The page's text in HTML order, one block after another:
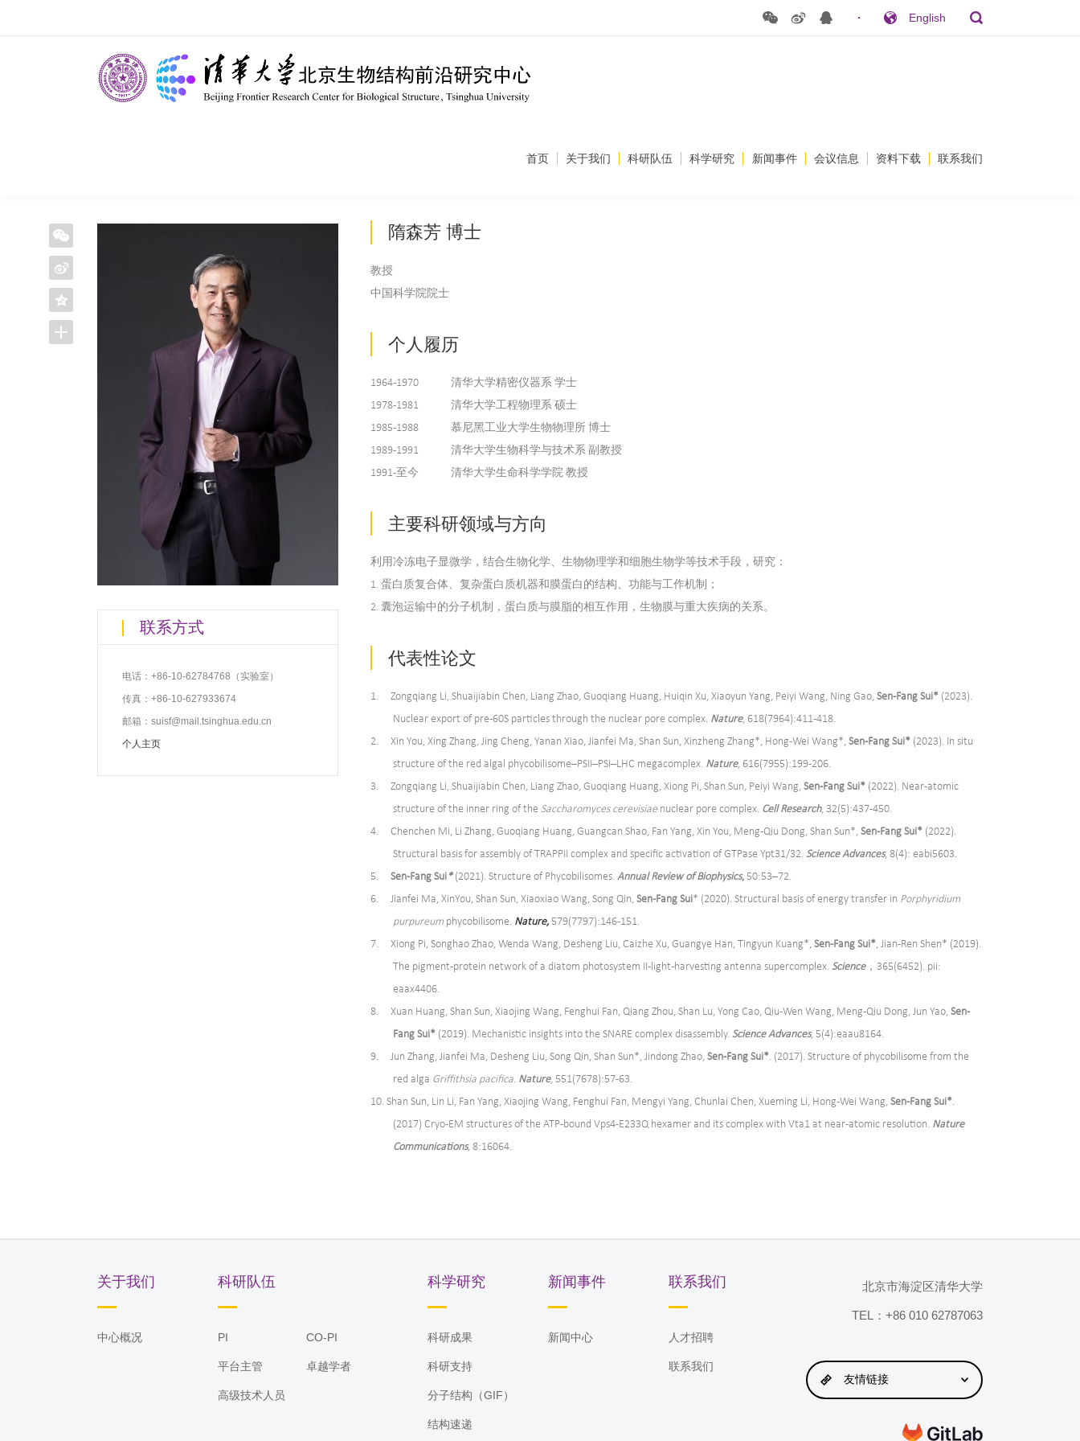
English
首页 关于我们 科研队伍 科学研究 新闻事件 会议信息 资料下载 联系我们
联系方式
电话：+86-10-62784768（实验室）
传真：+86-10-627933674
邮箱：suisf@mail.tsinghua.edu.cn
个人主页
隋森芳 博士
教授
中国科学院院士
个人履历
1964-1970
清华大学精密仪器系 学士
1978-1981
清华大学工程物理系 硕士
1985-1988
慕尼黑工业大学生物物理所 博士
1989-1991
清华大学生物科学与技术系 副教授
1991-至今
清华大学生命科学学院 教授
主要科研领域与方向
利用冷冻电子显微学，结合生物化学、生物物理学和细胞生物学等技术手段，研究：
1. 蛋白质复合体、复杂蛋白质机器和膜蛋白的结构、功能与工作机制；
2. 囊泡运输中的分子机制，蛋白质与膜脂的相互作用，生物膜与重大疾病的关系。
代表性论文
1. Zongqiang Li, Shuaijiabin Chen, Liang Zhao, Guoqiang Huang, Huiqin Xu, Xiaoyun Yang, Peiyi Wang, Ning Gao, Sen-Fang Sui* (2023).
Nuclear export of pre-60S particles through the nuclear pore complex. Nature, 618(7964):411-418.
2. Xin You, Xing Zhang, Jing Cheng, Yanan Xiao, Jianfei Ma, Shan Sun, Xinzheng Zhang*, Hong-Wei Wang*,Sen-Fang Sui* (2023). In situ
structure of the red algal phycobilisome–PSII–PSI–LHC megacomplex. Nature, 616(7955):199-206.
3. Zongqiang Li, Shuaijiabin Chen, Liang Zhao, Guoqiang Huang, Xiong Pi, Shan Sun, Peiyi Wang,Sen-Fang Sui* (2022). Near-atomic
structure of the inner ring of the Saccharomyces cerevisiaenuclear pore complex. Cell Research, 32(5):437-450.
4. Chenchen Mi, Li Zhang, Guoqiang Huang, Guangcan Shao, Fan Yang, Xin You, Meng-Qiu Dong, Shan Sun*, Sen-Fang Sui* (2022).
Structural basis for assembly of TRAPPII complex and specific activation of GTPase Ypt31/32. Science Advances, 8(4): eabi5603.
5.Sen-Fang Sui *(2021). Structure of Phycobilisomes.Annual Review of Biophysics,50:53–72.
6. Jianfei Ma, XinYou, Shan Sun, Xiaoxiao Wang, Song Qin,Sen-Fang Sui* (2020). Structural basis of energy transfer in Porphyridium
purpureum phycobilisome. Nature, 579(7797):146-151.
7. Xiong Pi, Songhao Zhao, Wenda Wang, Desheng Liu, Caizhe Xu, Guangye Han, Tingyun Kuang*,Sen-Fang Sui*, Jian-Ren Shen* (2019).
The pigment-protein network of a diatom photosystem II-light-harvesting antenna supercomplex. Science，365(6452). pii:
eaax4406.
8. Xuan Huang, Shan Sun, Xiaojing Wang, Fenghui Fan, Qiang Zhou, Shan Lu, Yong Cao, Qiu-Wen Wang, Meng-Qiu Dong, Jun Yao,Sen-
Fang Sui* (2019). Mechanistic insights into the SNARE complex disassembly. Science Advances, 5(4):eaau8164.
9. Jun Zhang, Jianfei Ma, Desheng Liu, Song Qin, Shan Sun*, Jindong Zhao,Sen-Fang Sui*. (2017). Structure of phycobilisome from the
red alga Griffithsia pacifica. Nature, 551(7678):57-63.
10. Shan Sun, Lin Li, Fan Yang, Xiaojing Wang, Fenghui Fan, Mengyi Yang, Chunlai Chen, Xueming Li, Hong-Wei Wang,Sen-Fang Sui*.
(2017) Cryo-EM structures of the ATP-bound Vps4-E233Q hexamer and its complex with Vta1 at near-atomic resolution. Nature
Communications, 8:16064.
关于我们
中心概况
科研队伍
PI CO-PI
平台主管 卓越学者
高级技术人员
科学研究
科研成果
科研支持
分子结构（GIF）
结构速递
新闻事件
新闻中心
联系我们
人才招聘
联系我们
北京市海淀区清华大学
TEL：+86 010 62787063